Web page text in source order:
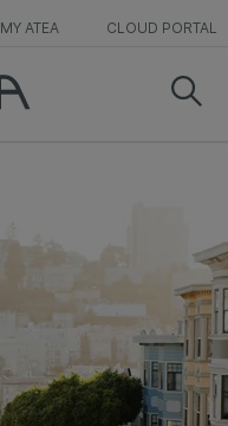
MY ATEA CLOUD PORTAL